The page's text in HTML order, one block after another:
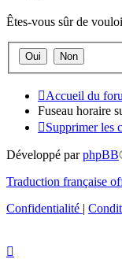
Êtes-vous sûr de
Accueil du
Fuseau horaire
Supprimer les
Développé parphpBB
Traduction française
Confidentialité |